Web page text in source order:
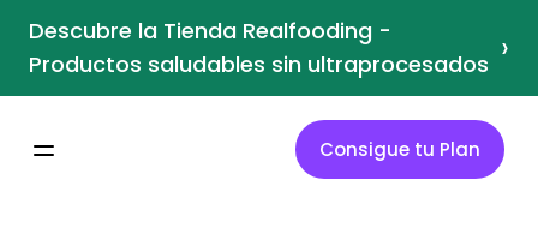
Descubre la Tienda Realfooding -
Productos saludables sin ultraprocesados ›
Consigue tu Plan